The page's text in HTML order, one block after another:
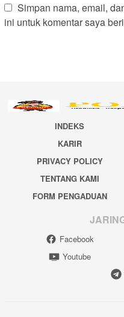
Simpan nama, email,
ini untuk komentar saya
INDEKS
KARIR
PRIVACY POLICY
TENTANG KAMI
FORM PENGADUAN
Facebook
Youtube